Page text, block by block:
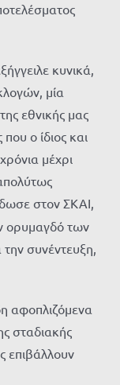
κυνικά,
μία
εθνικής μας
ο ίδιος και
μέχρι
στον ΣΚΑΙ,
ορυμαγδό των
την συνέντευξη,
αφοπλιζόμενα
σταδιακής
επιβάλλουν